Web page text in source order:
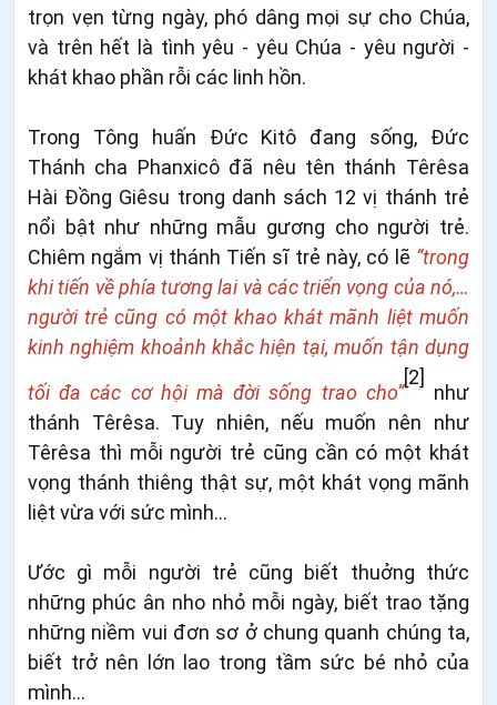
trọn vẹn từng ngày, phó dâng mọi sự cho Chúa,
và trên hết là tình yêu - yêu Chúa - yêu người -
khát khao phần rỗi các linh hồn.
Trong Tông huấn Đức Kitô đang sống, Đức
Thánh cha Phanxicô đã nêu tên thánh Têrêsa
Hài Đồng Giêsu trong danh sách 12 vị thánh trẻ
nổi bật như những mẫu gương cho người trẻ.
Chiêm ngắm vị thánh Tiến sĩ trẻ này, có lẽ “trong
khi tiến về phía tương lai và các triển vọng của nó,…
người trẻ cũng có một khao khát mãnh liệt muốn
kinh nghiệm khoảnh khắc hiện tại, muốn tận dụng
tối đa các cơ hội mà đời sống trao cho”
[2]
như
thánh Têrêsa. Tuy nhiên, nếu muốn nên như
Têrêsa thì mỗi người trẻ cũng cần có một khát
vọng thánh thiêng thật sự, một khát vọng mãnh
liệt vừa với sức mình…
Ước gì mỗi người trẻ cũng biết thuởng thức
những phúc ân nho nhỏ mỗi ngày, biết trao tặng
những niềm vui đơn sơ ở chung quanh chúng ta,
biết trở nên lớn lao trong tầm sức bé nhỏ của
mình…